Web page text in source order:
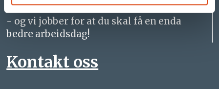
- og vi jobber for at du skal få en enda
bedre arbeidsdag!
Kontakt oss